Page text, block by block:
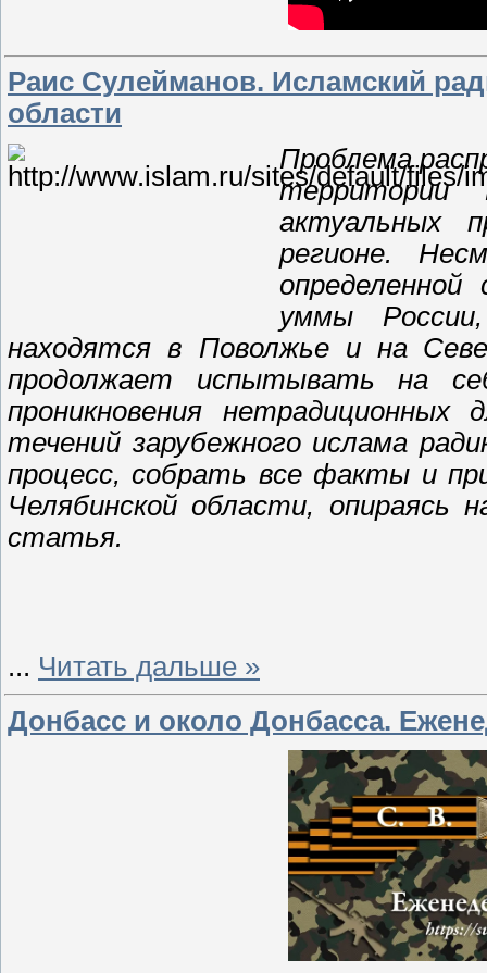
Раис Сулейманов. Исламский
области
Проблема
актуальных
регионе.
уммы
находятся в Поволжье и на
продолжает испытывать на
проникновения нетрадиционных
течений зарубежного ислама
процесс, собрать все факты и
Челябинской области, опираясь
статья.
... Читать дальше »
Донбасс и около Донбасса.